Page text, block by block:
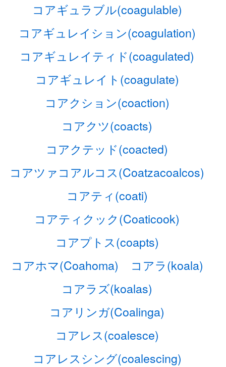
コアギュラブル(coagulable)
コアギュレイション(coagulation)
コアギュレイティド(coagulated)
コアギュレイト(coagulate)
コアクション(coaction)
コアクツ(coacts)
コアクテッド(coacted)
コアツァコアルコス(Coatzacoalcos)
コアティ(coati)
コアティクック(Coaticook)
コアプトス(coapts)
コアホマ(Coahoma)
コアラ(koala)
コアラズ(koalas)
コアリンガ(Coalinga)
コアレス(coalesce)
コアレスシング(coalescing)